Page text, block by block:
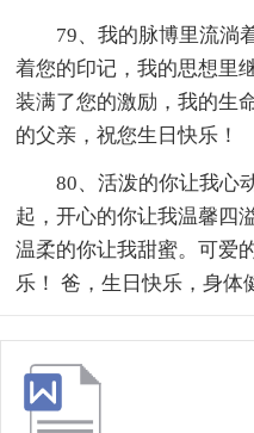
79、我的脉博里流淌
着您的印记，我的思想里
装满了您的激励，我的生
的父亲，祝您生日快乐！
80、活泼的你让我心
起，开心的你让我温馨四
温柔的你让我甜蜜。可爱
乐！ 爸，生日快乐，身体